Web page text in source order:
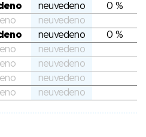
neuvedeno
0 %
neuvedeno
neuvedeno
0 %
neuvedeno
neuvedeno
neuvedeno
neuvedeno